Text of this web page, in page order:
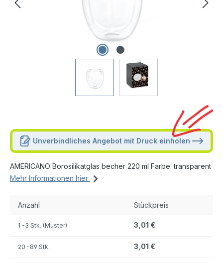
Unverbindliches Angebot mit Druck einholen
AMERICANO Borosilikatglas becher 220 ml Farbe: transparent
Mehr Informationen hier
Anzahl Stückpreis
1 -3 Stk. (Muster) 3,01 €
20 -89 Stk. 3,01 €